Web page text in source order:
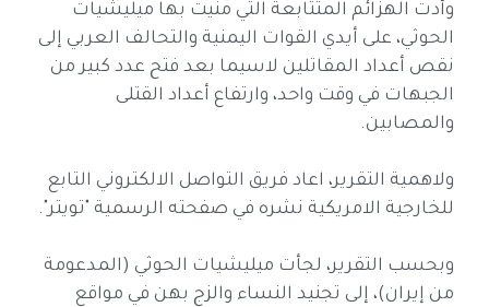
وأدت الهزائم المتتابعة التي منيت بها ميليشيات
الحوثي، على أيدي القوات اليمنية والتحالف العربي إلى
نقص أعداد المقاتلين لاسيما بعد فتح عدد كبير من
الجبهات في وقت واحد، وارتفاع أعداد القتلى
والمصابين.
ولاهمية التقرير، اعاد فريق التواصل الالكتروني التابع
للخارجية الامريكية نشره في صفحته الرسمية "تويتر".
وبحسب التقرير، لجأت ميليشيات الحوثي (المدعومة
من إيران)، إلى تجنيد النساء والزج بهن في مواقع